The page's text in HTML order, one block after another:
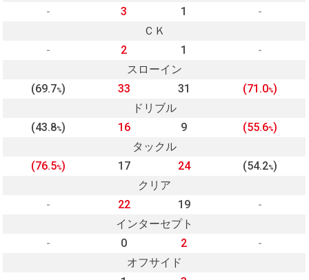
-
3 1
-
ＣＫ
-
2 1
-
スローイン
(69.7%) 33 31 (71.0%)
ドリブル
(43.8%) 16 9 (55.6%)
タックル
(76.5%) 17 24 (54.2%)
クリア
-
22 19
-
インターセプト
-
0 2
-
オフサイド